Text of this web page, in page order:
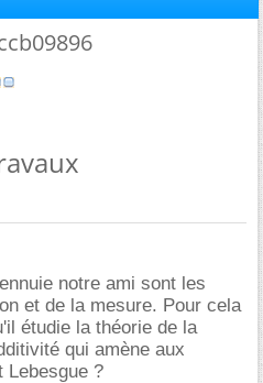
notre ami sont les
et de la mesure. Pour cela
étudie la théorie de la
qui amène aux
Lebesgue ?